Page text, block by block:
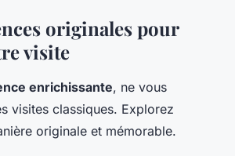
originales pour
visite
enrichissante, ne vous
visites classiques. Explorez
originale et mémorable.